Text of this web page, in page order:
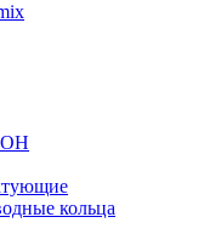
кольца